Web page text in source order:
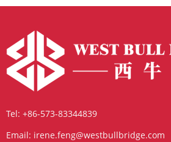
Tel: +86-573-83344839
Email: irene.feng@westbullbridge.com